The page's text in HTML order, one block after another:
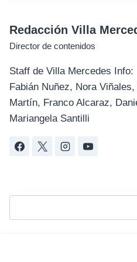
Redacción Villa
Director de contenidos
Staff de Villa Mercedes Info:
Fabián Nuñez, Nora
Martín, Franco Alcaraz,
Mariangela Santilli